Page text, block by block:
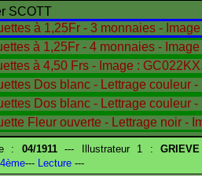
SCOTT
: 04/1911--- Illustrateur 1 :
--- Lecture ---